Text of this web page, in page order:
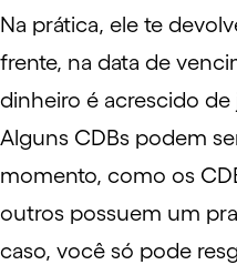
Na prática, ele te
frente, na data de
dinheiro é acrescido de
Alguns CDBs podem
momento, como os
outros possuem um
caso, você só pode